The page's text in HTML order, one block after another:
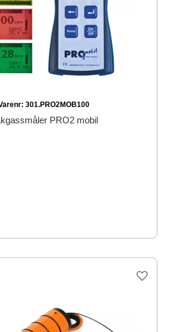
301.PRO2MOB100
PRO2 mobil